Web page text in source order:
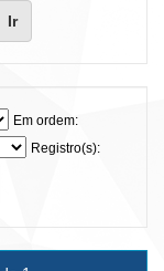
Em ordem:
Registro(s):